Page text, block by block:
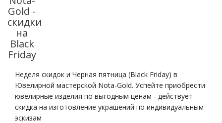
Gold -
скидки
на
Black
Friday
Неделя скидок и Черная пятница (Black Friday) в
Ювелирной мастерской Nota-Gold. Успейте приобрести
ювелирные изделия по выгодным ценам - действует
скидка на изготовление украшений по индивидуальным
эскизам